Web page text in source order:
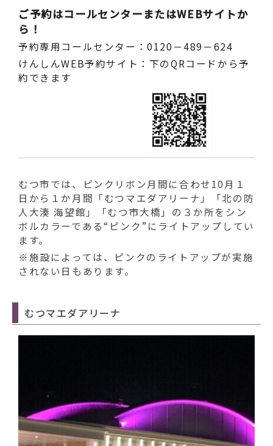
ご予約はコールセンターまたはWEBサイトか
ら！
予約専用コールセンター：0120－489－624
けんしんWEB予約サイト：下のQRコードから予
約できます
むつ市では、ピンクリボン月間に合わせ10月１
日から１か月間「むつマエダアリーナ」「北の防
人大湊 海望館」「むつ市大橋」の３か所をシン
ボルカラーである“ピンク”にライトアップしてい
ます。
※施設によっては、ピンクのライトアップが実施
されない日もあります。
むつマエダアリーナ